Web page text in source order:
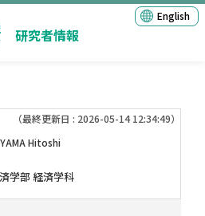
研究者情報
English
（最終更新日 : 2026-05-14 12:34:49）
Hitoshi
学部 経済学科